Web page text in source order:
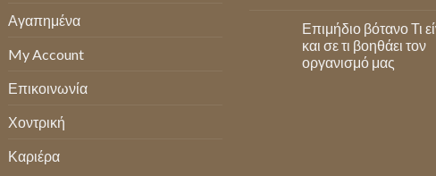
Αγαπημένα
My Account
Επικοινωνία
Χοντρική
Καριέρα
Επιμήδιο βότανο Τι
και σε τι βοηθάει τον
οργανισμό μας